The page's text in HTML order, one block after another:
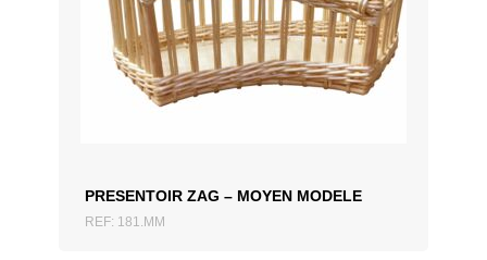
PRESENTOIR ZAG – MOYEN MODELE
REF: 181.MM
AJOUTER AU DEVIS